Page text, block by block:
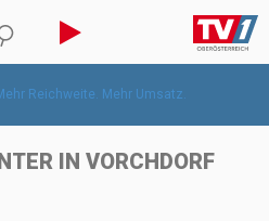
IN VORCHDORF